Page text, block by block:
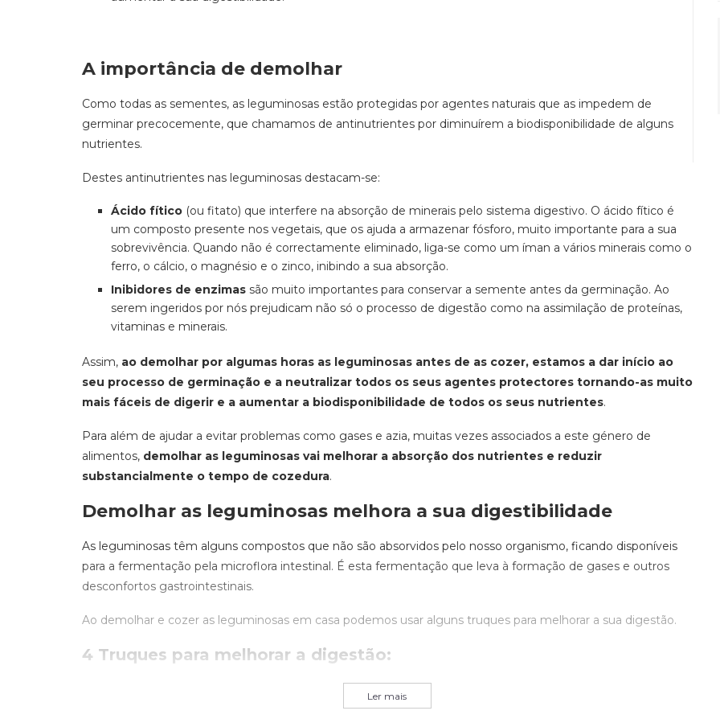
A importância de demolhar
Como todas as sementes, as leguminosas estão protegidas por agentes naturais que as impedem de
germinar precocemente, que chamamos de antinutrientes por diminuírem a biodisponibilidade de alguns
nutrientes.
Destes antinutrientes nas leguminosas destacam-se:
Ácido fítico (ou fitato) que interfere na absorção de minerais pelo sistema digestivo. O ácido fítico é
um composto presente nos vegetais, que os ajuda a armazenar fósforo, muito importante para a sua
sobrevivência. Quando não é correctamente eliminado, liga-se como um íman a vários minerais como o
ferro, o cálcio, o magnésio e o zinco, inibindo a sua absorção.
Inibidores de enzimas são muito importantes para conservar a semente antes da germinação. Ao
serem ingeridos por nós prejudicam não só o processo de digestão como na assimilação de proteínas,
vitaminas e minerais.
Assim, ao demolhar por algumas horas as leguminosas antes de as cozer, estamos a dar início ao
seu processo de germinação e a neutralizar todos os seus agentes protectores tornando-as muito
mais fáceis de digerir e a aumentar a biodisponibilidade de todos os seus nutrientes.
Para além de ajudar a evitar problemas como gases e azia, muitas vezes associados a este género de
alimentos, demolhar as leguminosas vai melhorar a absorção dos nutrientes e reduzir
substancialmente o tempo de cozedura.
Demolhar as leguminosas melhora a sua digestibilidade
As leguminosas têm alguns compostos que não são absorvidos pelo nosso organismo, ficando disponíveis
para a fermentação pela microflora intestinal. É esta fermentação que leva à formação de gases e outros
desconfortos gastrointestinais.
Ao demolhar e cozer as leguminosas em casa podemos usar alguns truques para melhorar a sua digestão.
4 Truques para melhorar a digestão:
Ler mais